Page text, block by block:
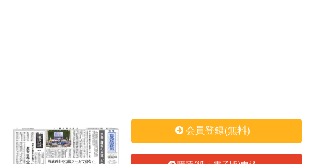
会員登録(無料)